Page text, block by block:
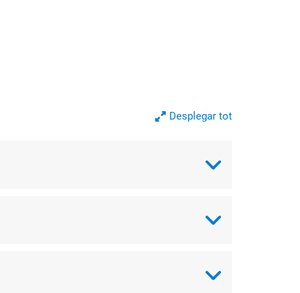
Desplegar tot